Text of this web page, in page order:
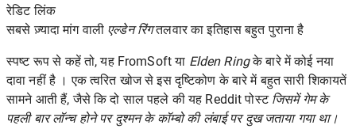
रेडिटलिंक
सबसे ज़्यादा मांग वाली एल्डेन रिंगतलवार का इतिहास बहुत पुराना है
स्पष्ट रूप से कहें तो, यह FromSoft या Elden Ringके बारे में कोई नया
दावा नहीं है । एक त्वरित खोज से इस दृष्टिकोण के बारे में बहुत सारी शिकायतें
सामने आती हैं, जैसे किदो साल पहले की यह Reddit पोस्टजिसमें गेम के
पहली बार लॉन्च होने पर दुश्मन के कॉम्बो की लंबाई पर दुख जताया गया था।